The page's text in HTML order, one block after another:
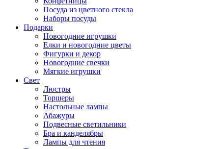
Посуда из цветного стекла
Наборы посуды
Подарки
Новогодние игрушки
Елки и новогодние цветы
Фигурки и декор
Новогодние свечки
Мягкие игрушки
Свет
Люстры
Торшеры
Настольные лампы
Абажуры
Подвесные светильники
Бра и канделябры
Лампы для чтения